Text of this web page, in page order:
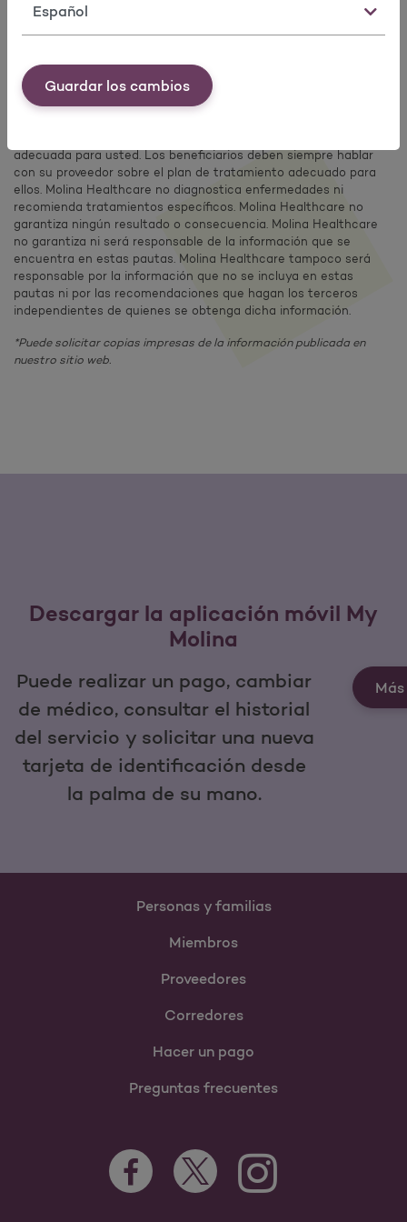
Idioma
Guardar los cambios
Descargo de responsabilidad
Las Pautas de atención preventiva de Molina Healthcare se
basan en información y recomendaciones de organizaciones
reconocidas a nivel nacional. Estas pautas no reemplazan el
adecuada para usted. Los beneficiarios deben siempre hablar
con su proveedor sobre el plan de tratamiento adecuado para
ellos. Molina Healthcare no diagnostica enfermedades ni
recomienda tratamientos específicos. Molina Healthcare no
garantiza ningún resultado o consecuencia. Molina Healthcare
no garantiza ni será responsable de la información que se
encuentra en estas pautas. Molina Healthcare tampoco será
responsable por la información que no se incluya en estas
pautas ni por las recomendaciones que hagan los terceros
independientes de quienes se obtenga dicha información.
*Puede solicitar copias impresas de la información publicada en
nuestro sitio web.
Descargar la aplicación móvil My
Molina
Puede realizar un pago, cambiar
de médico, consultar el historial
del servicio y solicitar una nueva
tarjeta de identificación desde
la palma de su mano.
Personas y familias
Miembros
Proveedores
Corredores
Hacer un pago
Preguntas frecuentes